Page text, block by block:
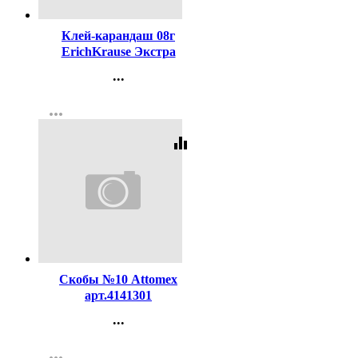
Клей-карандаш 08г
ErichKrause Экстра
...
Регистрация
more_horiz
equalizer
Скобы №10 Attomex
арт.4141301
...